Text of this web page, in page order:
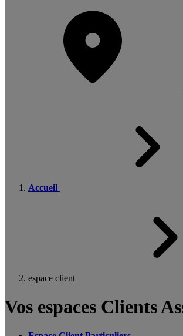
Accueil
espace client
Vos espaces Clients